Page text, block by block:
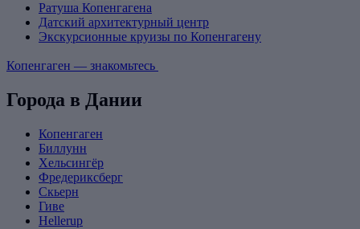
Ратуша Копенгагена
Датский архитектурный центр
Экскурсионные круизы по Копенгагену
Копенгаген — знакомьтесь
Города в Дании
Копенгаген
Биллунн
Хельсингёр
Фредериксберг
Скьерн
Гиве
Hellerup